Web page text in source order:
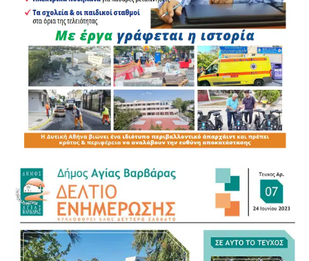
είμαστε αρωγοί σε όποια προσπάθεια γίνεται που
σκοπό έχει την προστασία και την φροντίδα των ζώων.
Οι δύσκολες στιγμές αναδεικνύουν τις πιο όμορφες
πλευρές της κοινωνίας μας. Ας αποδείξουμε, για ακόμη
μία φορά, ότι κανένα ζώο δεν είναι μόνο του όταν
υπάρχει αλληλεγγύη, συνεργασία και αγάπη. Ο Δήμος
μας θα συνεχίσει να βρίσκεται δίπλα στους
πυρόπληκτους, ανθρώπους και ζώα, με όλες του τις
δυνάμεις.